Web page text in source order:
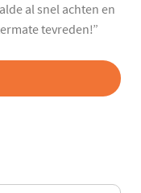
al snel achten en
tevreden!”